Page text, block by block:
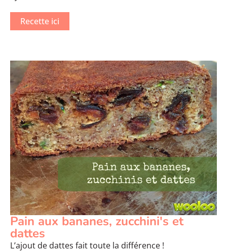
Recette ici
Pain aux bananes, zucchini's et
dattes
L’ajout de dattes fait toute la différence !